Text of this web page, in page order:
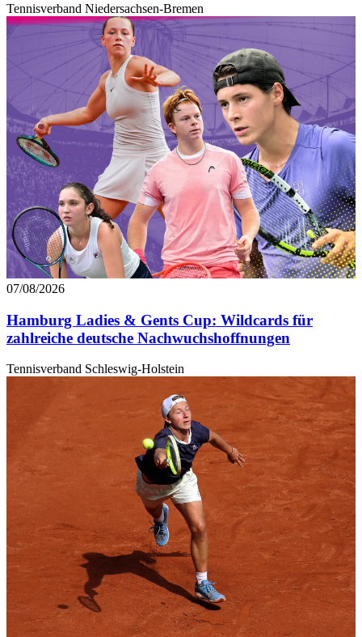
Tennisverband Niedersachsen-Bremen
07/08/2026
Hamburg Ladies & Gents Cup: Wildcards für
zahlreiche deutsche Nachwuchshoffnungen
Tennisverband Schleswig-Holstein